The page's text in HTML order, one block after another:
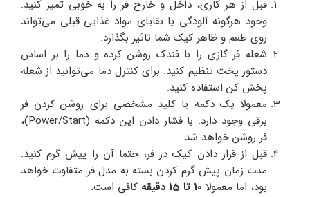
قبل از هر کاری، داخل و خارج فر را به خوبی تمیز کنید.
وجود هرگونه آلودگی یا بقایای مواد غذایی قبلی می‌تواند
روی طعم و ظاهر کیک شما تاثیر بگذارد.
شعله فر گازی را با فندک روشن کرده و دما را بر اساس
دستور پخت تنظیم کنید. برای کنترل دما می‌توانید از شعله
پخش کن استفاده کنید.
معمولا یک دکمه یا کلید مشخصی برای روشن کردن فر
برقی وجود دارد. با فشار دادن این دکمه (Power/Start)،
فر روشن خواهد شد.
قبل از قرار دادن کیک در فر، حتما آن را پیش گرم کنید.
مدت زمان پیش گرم کردن بسته به مدل فر متفاوت خواهد
بود، اما معمولا
کافی است.